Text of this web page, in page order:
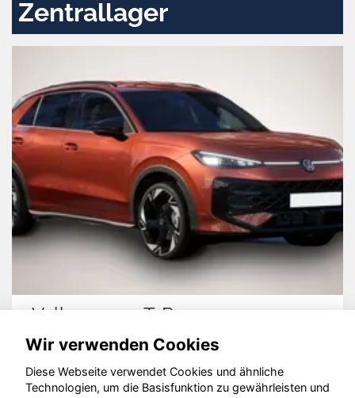
Zentrallager
Volkswagen T-Roc
Wir verwenden Cookies
Diese Webseite verwendet Cookies und ähnliche
Technologien, um die Basisfunktion zu gewährleisten und